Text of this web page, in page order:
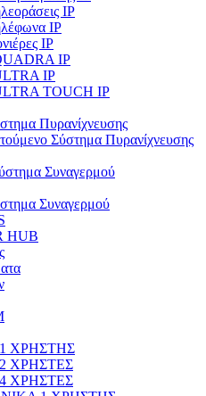
IP
IP
IP
IP
IP
TOUCH IP
Πυρανίχνευσης
Σύστημα Πυρανίχνευσης
Συναγερμού
Συναγερμού
HUB
ΧΡΗΣΤΗΣ
ΧΡΗΣΤΕΣ
ΧΡΗΣΤΕΣ